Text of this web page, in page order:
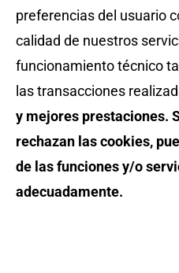
preferencias del usuario
calidad de nuestros
funcionamiento técnico
las transacciones
y mejores prestaciones.
rechazan las cookies,
de las funciones y/o
adecuadamente.